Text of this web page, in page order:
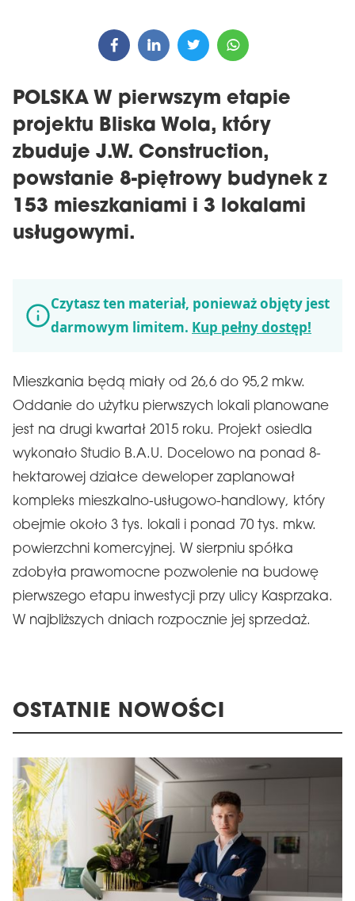
POLSKA W pierwszym etapie
projektu Bliska Wola, który
zbuduje J.W. Construction,
powstanie 8-piętrowy budynek z
153 mieszkaniami i 3 lokalami
usługowymi.
Czytasz ten materiał, ponieważ objęty jest
darmowym limitem. Kup pełny dostęp!
Mieszkania będą miały od 26,6 do 95,2 mkw.
Oddanie do użytku pierwszych lokali planowane
jest na drugi kwartał 2015 roku. Projekt osiedla
wykonało Studio B.A.U. Docelowo na ponad 8-
hektarowej działce deweloper zaplanował
kompleks mieszkalno-usługowo-handlowy, który
obejmie około 3 tys. lokali i ponad 70 tys. mkw.
powierzchni komercyjnej. W sierpniu spółka
zdobyła prawomocne pozwolenie na budowę
pierwszego etapu inwestycji przy ulicy Kasprzaka.
W najbliższych dniach rozpocznie jej sprzedaż.
OSTATNIE NOWOŚCI